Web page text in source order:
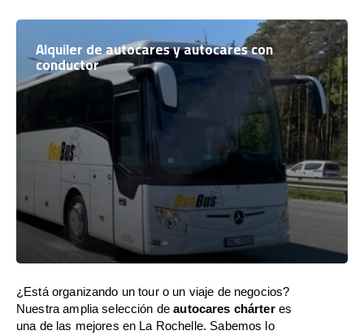
Alquiler de autocares y autocares con
conductor
¿Está organizando un tour o un viaje de negocios?
Nuestra amplia selección deautocares chárteres
una de las mejores en La Rochelle. Sabemos lo